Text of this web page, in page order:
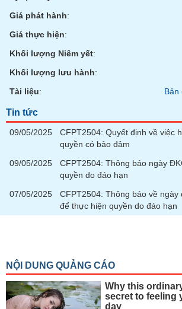
Giá phát hành:
Giá thực hiện:
Khối lượng Niêm yết:
Khối lượng lưu hành:
Tài liệu: Bản
Tin tức
09/05/2025
CFPT2504: Quyết định về việc
quyền có bảo đảm
09/05/2025
CFPT2504: Thông báo ngày
quyền do đáo hạn
07/05/2025
CFPT2504: Thông báo về ngày
để thực hiện quyền do đáo hạn